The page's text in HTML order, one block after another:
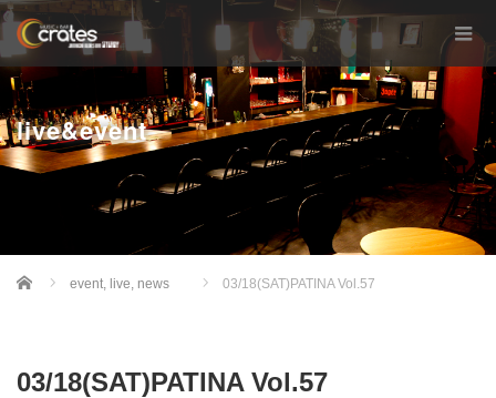
live&event
Home event, live, news 03/18(SAT)PATINA Vol.57
03/18(SAT)PATINA Vol.57